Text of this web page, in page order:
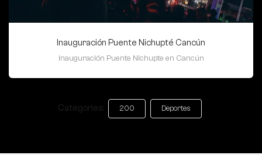
Inauguración Puente Nichupté Cancún
Inauguración Puente Nichupte en Cancún
Categories: 200 Deportes